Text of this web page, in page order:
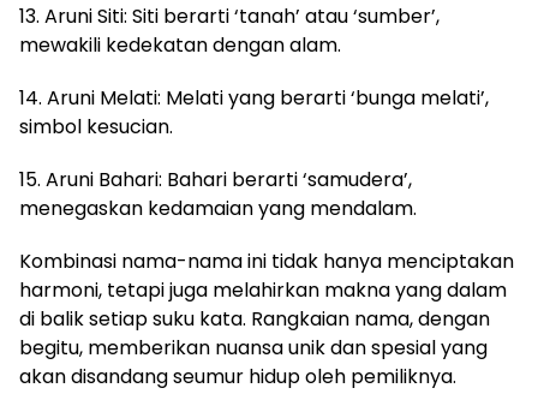
13. Aruni Siti: Siti berarti ‘tanah’ atau ‘sumber’,
mewakili kedekatan dengan alam.
14. Aruni Melati: Melati yang berarti ‘bunga melati’,
simbol kesucian.
15. Aruni Bahari: Bahari berarti ‘samudera’,
menegaskan kedamaian yang mendalam.
Kombinasi nama-nama ini tidak hanya menciptakan
harmoni, tetapi juga melahirkan makna yang dalam
di balik setiap suku kata. Rangkaian nama, dengan
begitu, memberikan nuansa unik dan spesial yang
akan disandang seumur hidup oleh pemiliknya.